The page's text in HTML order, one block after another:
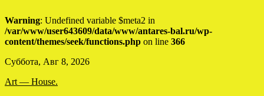
Warning: Undefined variable $meta2 in
/var/www/user643609/data/www/antares-bal.ru/wp-
content/themes/seek/functions.php on line 366
Skip
content
Суббота, Авг 8, 2026
Art — House.